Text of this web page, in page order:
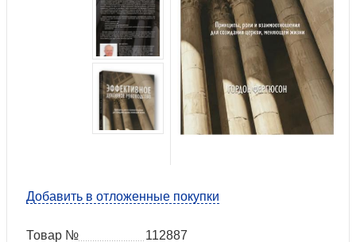
Добавить в отложенные покупки
Товар №
112887